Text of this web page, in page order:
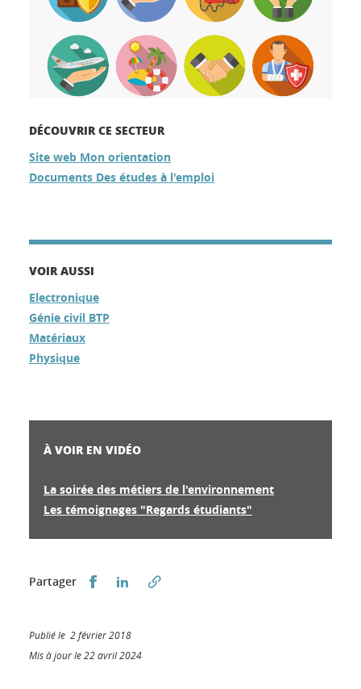
DÉCOUVRIR CE SECTEUR
Site web Mon orientation
Documents Des études à l'emploi
VOIR AUSSI
Electronique
Génie civil BTP
Matériaux
Physique
À VOIR EN VIDÉO
La soirée des métiers de l'environnement
Les témoignages "Regards étudiants"
Partager Partager sur Facebook
Partager sur LinkedIn
Publié le 2 février 2018
Mis à jour le 22 avril 2024